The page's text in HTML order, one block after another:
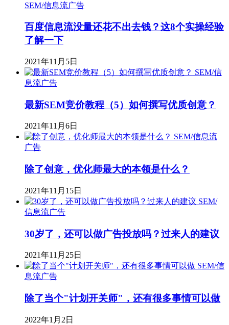
SEM/信息流广告
百度信息流没量还花不出去钱？这8个实操经验
了解一下
2021年11月5日
SEM/信
息流广告
最新SEM竞价教程（5）如何撰写优质创意？
2021年11月6日
SEM/信息流
广告
除了创意，优化师最大的本领是什么？
2021年11月15日
SEM/
信息流广告
30岁了，还可以做广告投放吗？过来人的建议
2021年11月25日
SEM/信
息流广告
除了当个"计划开关师"，还有很多事情可以做
2022年1月2日